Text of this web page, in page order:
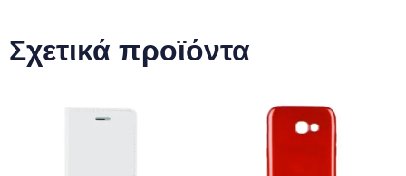
Σχετικά προϊόντα